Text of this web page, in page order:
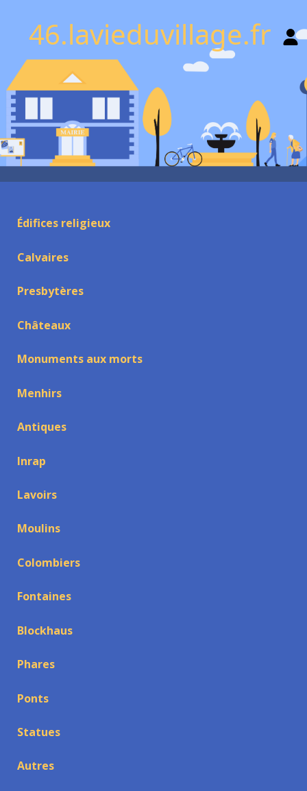
46.lavieduvillage.fr
Édifices religieux
Calvaires
Presbytères
Châteaux
Monuments aux morts
Menhirs
Antiques
Inrap
Lavoirs
Moulins
Colombiers
Fontaines
Blockhaus
Phares
Ponts
Statues
Autres